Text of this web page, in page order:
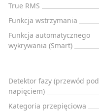
True RMS
Funkcja wstrzymania
Funkcja automatycznego
wykrywania (Smart)
Detektor fazy (przewód pod
napięciem)
Kategoria przepięciowa